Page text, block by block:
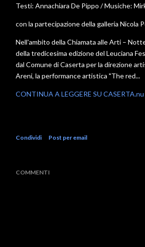
Testi: Annachiara De Pippo / Musiche:
con la partecipazione della galleria Nicola
Nell'ambito della Chiamata alle Arti –
della tredicesima edizione del Leuciana
dal Comune di Caserta per la direzione
Areni, la performance artistica "The red...
CONTINUA A LEGGERE SU CASERTA.nu
Condividi Post per email
COMMENTI